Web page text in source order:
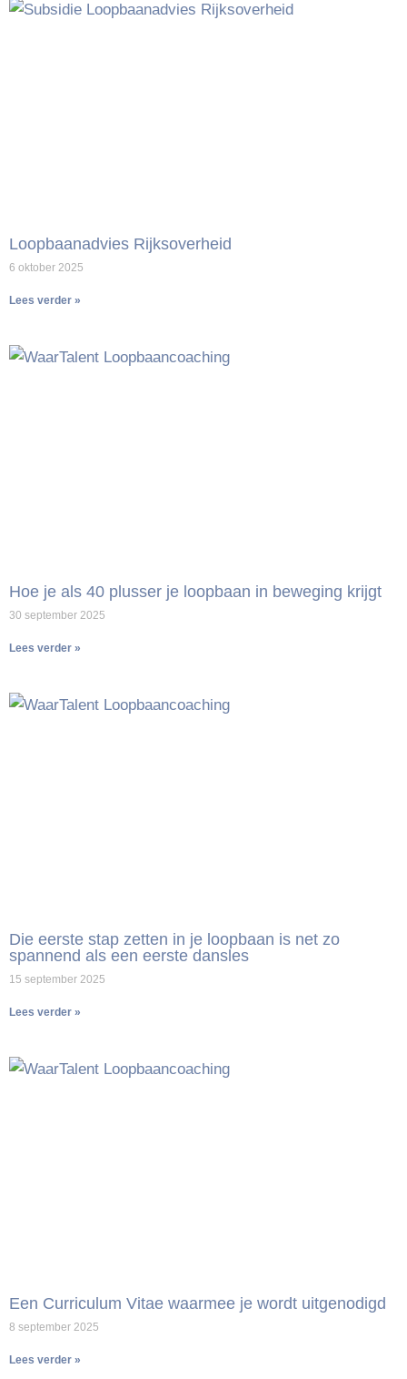
Loopbaanadvies Rijksoverheid
6 oktober 2025
Lees verder »
Hoe je als 40 plusser je loopbaan in beweging krijgt
30 september 2025
Lees verder »
Die eerste stap zetten in je loopbaan is net zo
spannend als een eerste dansles
15 september 2025
Lees verder »
Een Curriculum Vitae waarmee je wordt uitgenodigd
8 september 2025
Lees verder »